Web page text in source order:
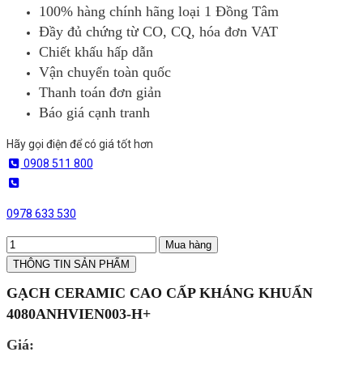
100% hàng chính hãng loại 1 Đồng Tâm
Đầy đủ chứng từ CO, CQ, hóa đơn VAT
Chiết khấu hấp dẫn
Vận chuyển toàn quốc
Thanh toán đơn giản
Báo giá cạnh tranh
Hãy gọi điện để có giá tốt hơn
0908 511 800
0978 633 530
Mua hàng
THÔNG TIN SẢN PHẨM
GẠCH CERAMIC CAO CẤP KHÁNG KHUẨN
4080ANHVIEN003-H+
Giá: